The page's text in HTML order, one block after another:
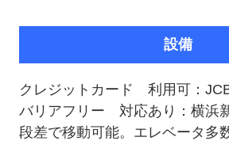
設備
クレジットカード 利用可：
バリアフリー 対応あり：横浜
段差で移動可能。エレベータ多